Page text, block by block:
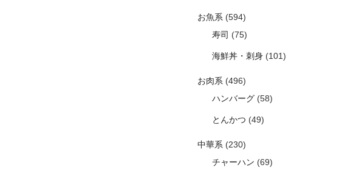
お魚系(594)
寿司 (75)
海鮮丼・刺身(101)
お肉系(496)
ハンバーグ(58)
とんかつ (49)
中華系(230)
チャーハン (69)